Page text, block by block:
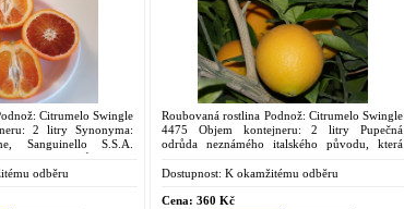
Citrumelo Swingle
2 litry Synonyma:
Sanguinello S.S.A.
neznámého původu ze
odběru
Roubovaná rostlina Podnož: Citrumelo Swingle
4475 Objem kontejneru: 2 litry Pupečná
odrůda neznámého italského původu, která
domácí odrůdou. Odtud pak...
Dostupnost: K okamžitému odběru
Cena: 360 Kč